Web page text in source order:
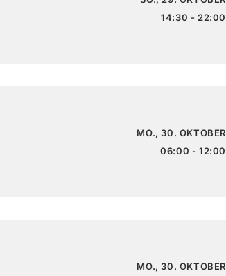
14:30 - 22:00
MO., 30. OKTOBER
06:00 - 12:00
MO., 30. OKTOBER